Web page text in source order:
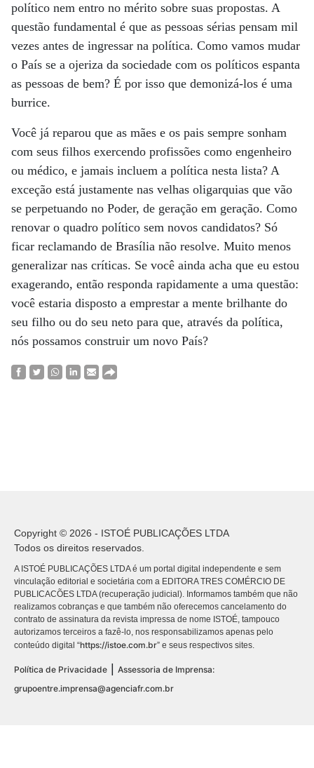
político nem entro no mérito sobre suas propostas. A
questão fundamental é que as pessoas sérias pensam mil
vezes antes de ingressar na política. Como vamos mudar
o País se a ojeriza da sociedade com os políticos espanta
as pessoas de bem? É por isso que demonizá-los é uma
burrice.
Você já reparou que as mães e os pais sempre sonham
com seus filhos exercendo profissões como engenheiro
ou médico, e jamais incluem a política nesta lista? A
exceção está justamente nas velhas oligarquias que vão
se perpetuando no Poder, de geração em geração. Como
renovar o quadro político sem novos candidatos? Só
ficar reclamando de Brasília não resolve. Muito menos
generalizar nas críticas. Se você ainda acha que eu estou
exagerando, então responda rapidamente a uma questão:
você estaria disposto a emprestar a mente brilhante do
seu filho ou do seu neto para que, através da política,
nós possamos construir um novo País?
Copyright © 2026 - ISTOÉ PUBLICAÇÕES LTDA
Todos os direitos reservados.
A ISTOÉ PUBLICAÇÕES LTDA é um portal digital independente e sem
vinculação editorial e societária com a EDITORA TRES COMÉRCIO DE
PUBLICACÕES LTDA (recuperação judicial). Informamos também que não
realizamos cobranças e que também não oferecemos cancelamento do
contrato de assinatura da revista impressa de nome ISTOÉ, tampouco
autorizamos terceiros a fazê-lo, nos responsabilizamos apenas pelo
conteúdo digital “https://istoe.com.br” e seus respectivos sites.
Política de Privacidade
Assessoria de Imprensa:
grupoentre.imprensa@agenciafr.com.br